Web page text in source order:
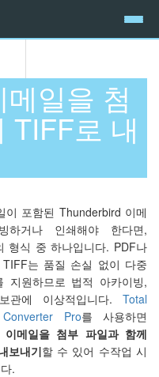
일을 첨
TIFF로 내
이 포함된 Thunderbird 이메
하거나 인쇄해야 한다면,
형식 중 하나입니다. PDF나
는 품질 손실 없이 다중
지원하므로 법적 아카이빙,
관에 이상적입니다. Total
Pro를 사용하면
메일을 첨부 파일과 함께
보내기할 수 있어 수작업 시
.